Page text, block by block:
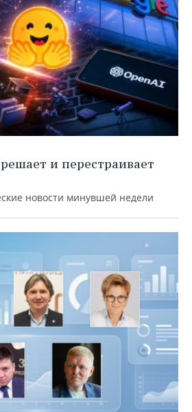
и перестраивает
новости минувшей недели